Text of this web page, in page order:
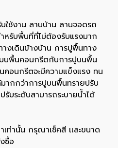
ช้งาน ลานบ้าน ลานจอดรถ
หรับพื้นที่ที่ไม่ต้องรับแรงมาก
างเดินข้างบ้าน การปูพื้นทาง
นพื้นคอนกรีตกับการปูบนพื้น
คอนกรีตจะมีความแข็งแรง ทน
ากกว่าการปูบนพื้นทรายปรับ
บระดับสามารถระบายน้ำได้
ท่านั้น กรุณาเช็คสี เเละขนาด
ซื้อ